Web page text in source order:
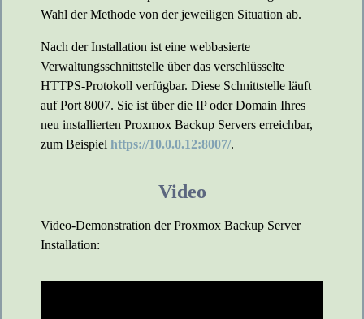
Wahl der Methode von der jeweiligen Situation ab.
Nach der Installation ist eine webbasierte
Verwaltungsschnittstelle über das verschlüsselte
HTTPS-Protokoll verfügbar. Diese Schnittstelle läuft
auf Port 8007. Sie ist über die IP oder Domain Ihres
neu installierten Proxmox Backup Servers erreichbar,
zum Beispiel https://10.0.0.12:8007/.
Video
Video-Demonstration der Proxmox Backup Server
Installation: